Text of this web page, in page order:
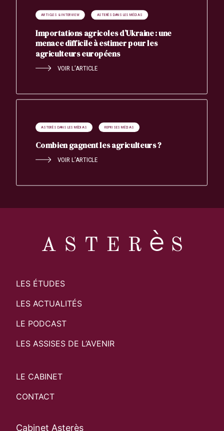
ARTICLES & INTERVIEW ASTERÈS DANS LES MÉDIAS
Importations agricoles d’Ukraine : une
menace difficile à estimer pour les
agriculteurs européens
VOIR L’ARTICLE
ASTERÈS DANS LES MÉDIAS REPRISES MÉDIAS
Combien gagnent les agriculteurs ?
VOIR L’ARTICLE
LES ÉTUDES
LES ACTUALITÉS
LE PODCAST
LES ASSISES DE L’AVENIR
LE CABINET
CONTACT
Cabinet Asterès